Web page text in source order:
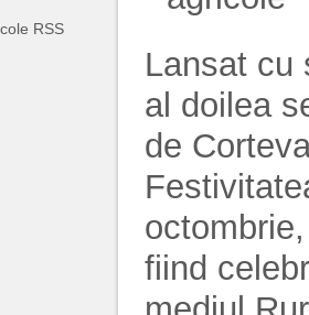
RSS
Lansat cu
al doilea
de
fiind